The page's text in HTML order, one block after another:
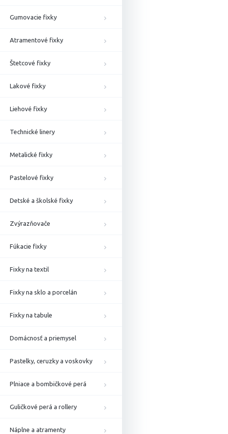
Gumovacie fixky
Atramentové fixky
Štetcové fixky
Lakové fixky
Liehové fixky
Technické linery
Metalické fixky
Pastelové fixky
Detské a školské fixky
Zvýrazňovače
Fúkacie fixky
Fixky na textil
Fixky na sklo a porcelán
Fixky na tabule
Domácnosť a priemysel
Pastelky, ceruzky a voskovky
Plniace a bombičkové perá
Guličkové perá a rollery
Náplne a atramenty